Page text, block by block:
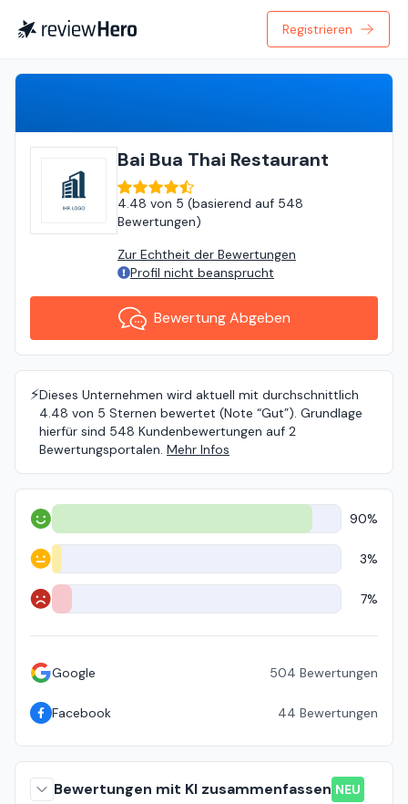
Registrieren
Bai Bua Thai Restaurant
4.48 von 5 (basierend auf 548
Bewertungen)
Zur Echtheit der Bewertungen
Profil nicht beansprucht
Bewertung Abgeben
⚡️Dieses Unternehmen wird aktuell mit durchschnittlich
4.48 von 5 Sternen bewertet (Note “Gut”). Grundlage
hierfür sind 548 Kundenbewertungen auf 2
Bewertungsportalen. Mehr Infos
Positiv 90%
Neutral 3%
Negativ 7%
Google 504 Bewertungen
Facebook 44 Bewertungen
Bewertungen mit KI zusammenfassen NEU